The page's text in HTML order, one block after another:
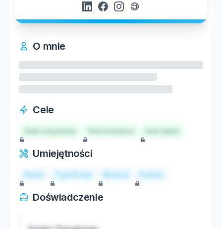
O mnie
Cele
Start a business Hire talent
Umiejętności
React TypeScript Node.js Python
Doświadczenie